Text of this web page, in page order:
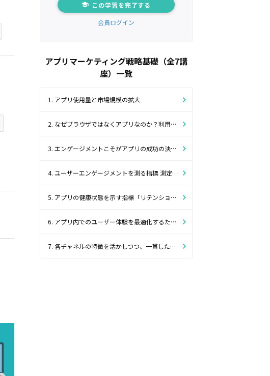
この学習を完了する
会員ログイン
アプリマーケティング戦略基礎（全7講
座）一覧
1. アプリ使用量と市場規模の拡大
2. なぜブラウザではなくアプリなのか？利用時間に7倍もの差が生まれる理由
3. エンゲージメントこそがアプリの成功の決め手になる理由
4. ユーザーエンゲージメントを測る指標 測定に用いられる一般的な指標と注意すべきポイント
5. アプリの健康状態を示す指標「リテンション」と低リテンション率への対策法
6. アプリ内でのユーザー体験を最適化するために考慮すべきポイント
7. 各チャネルの特徴を活かしつつ、一貫したメッセージでエンゲージメントを改善する方法